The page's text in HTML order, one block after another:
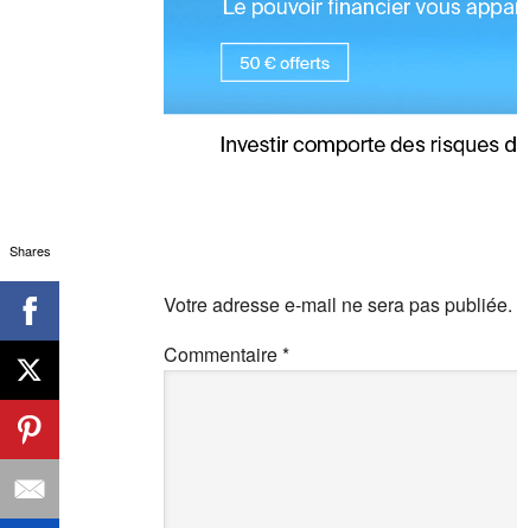
Votre adresse e-mail ne sera pas publiée.
Commentaire*
Shares